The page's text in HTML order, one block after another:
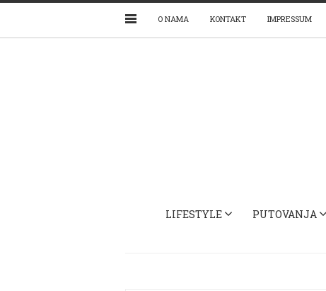
O NAMA KONTAKT IMPRESSUM
LIFESTYLE PUTOVANJA